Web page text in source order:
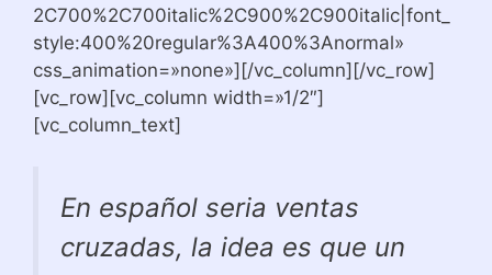
2C700%2C700italic%2C900%2C900italic|font_
style:400%20regular%3A400%3Anormal»
css_animation=»none»][/vc_column][/vc_row]
[vc_row][vc_column width=»1/2″]
[vc_column_text]
En español seria ventas
cruzadas, la idea es que un